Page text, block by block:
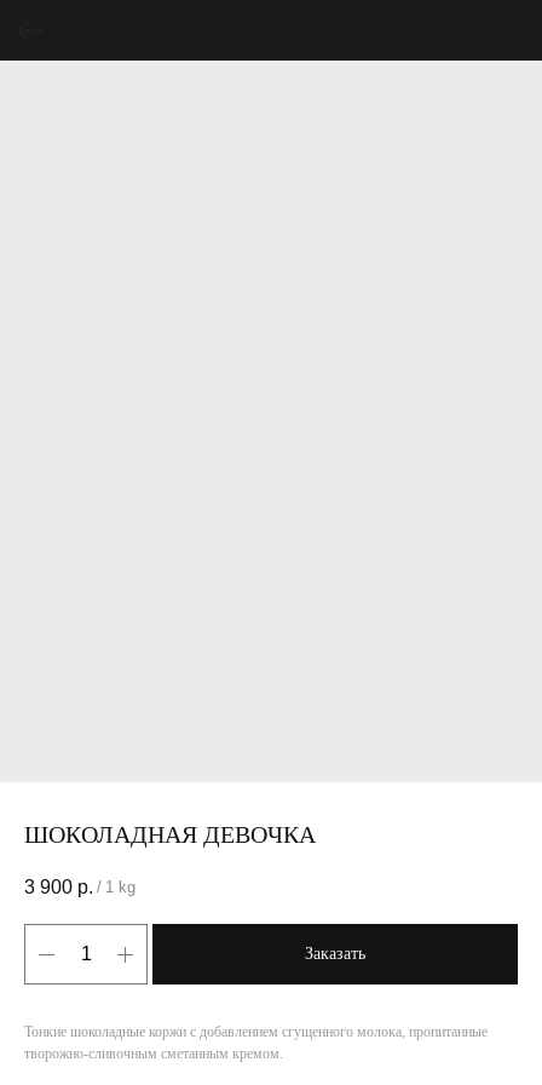
ШОКОЛАДНАЯ ДЕВОЧКА
3 900 р. / 1 kg
Заказать
Тонкие шоколадные коржи с добавлением сгущенного молока, пропитанные
творожно-сливочным сметанным кремом.